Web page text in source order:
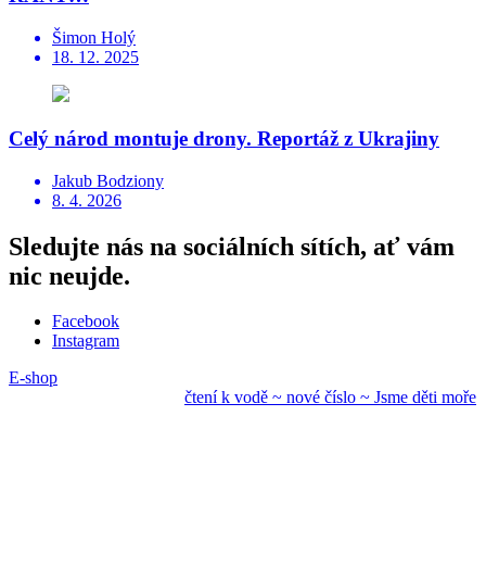
Šimon Holý
18. 12. 2025
Celý národ montuje drony. Reportáž z Ukrajiny
Jakub Bodziony
8. 4. 2026
Sledujte nás na sociálních sítích, ať vám
nic neujde.
Facebook
Instagram
E-shop
čtení k vodě ~ novéčíslo ~ Jsme děti moře